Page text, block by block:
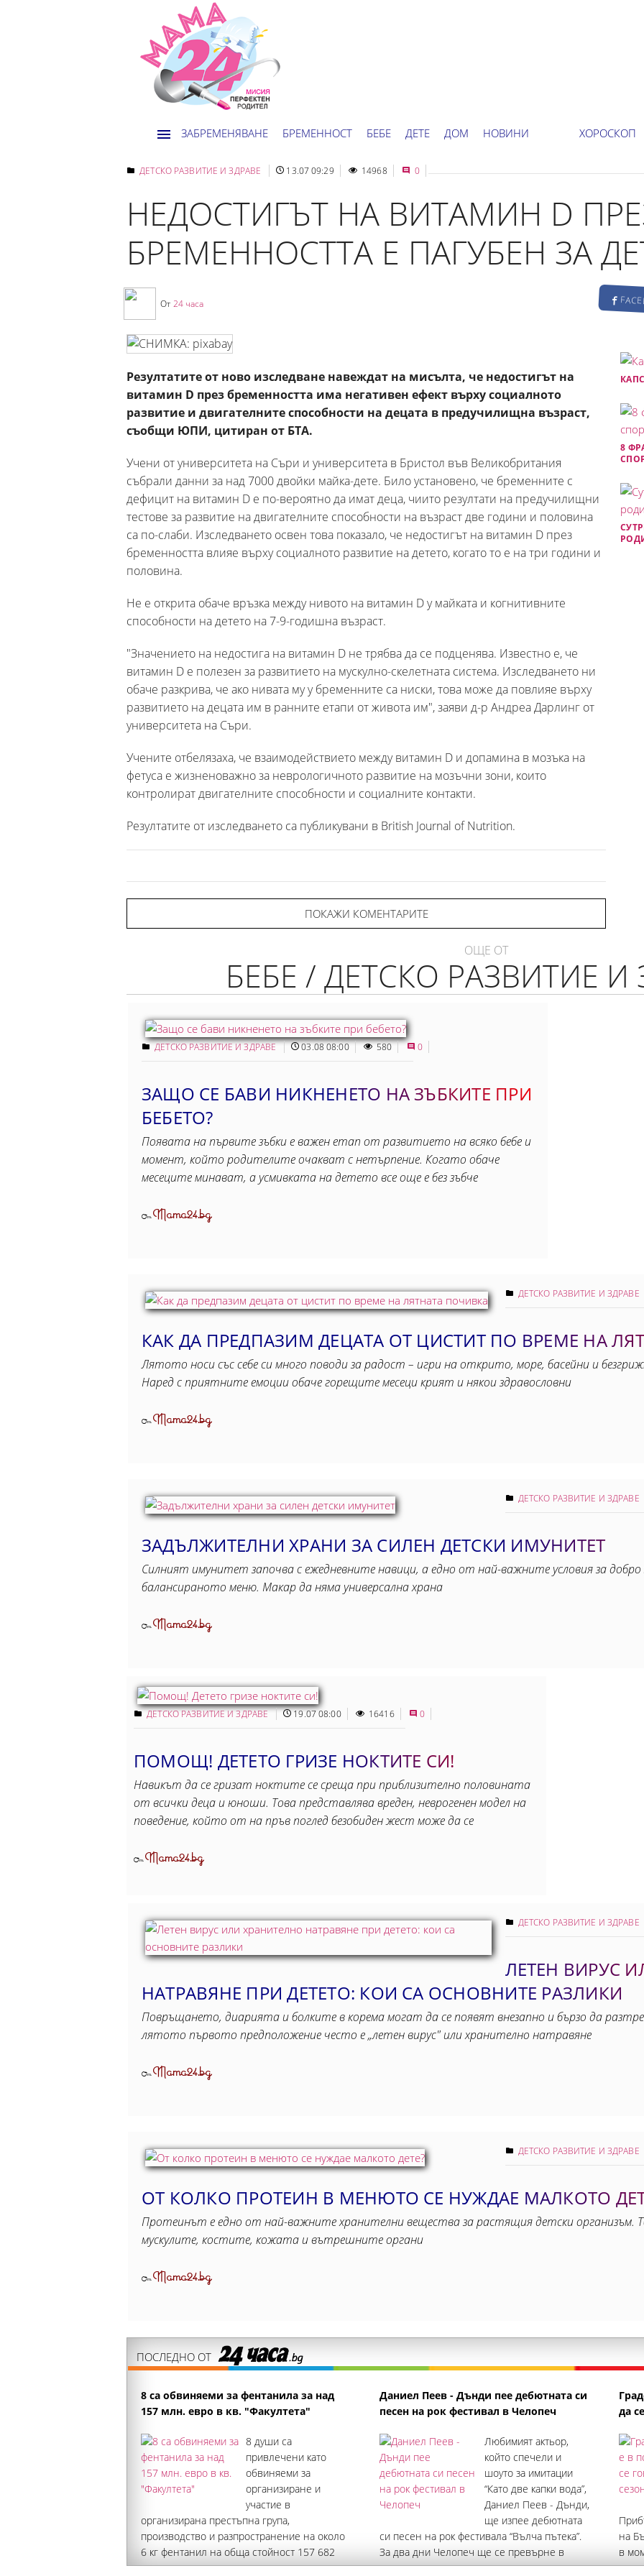
ЗАБРЕМЕНЯВАНЕ БРЕМЕННОСТ БЕБЕ ДЕТЕ ДОМ НОВИНИ ХОРОСКОП
ДЕТСКО РАЗВИТИЕ И ЗДРАВЕ 13.07 09:29 14968 0
НЕДОСТИГЪТ НА ВИТАМИН D
БРЕМЕННОСТТА Е ПАГУБЕН ЗА
От 24 часа
Резултатите от ново изследване навеждат на мисълта, че недостигът на
витамин D през бременността има негативен ефект върху социалното
развитие и двигателните способности на децата в предучилищна възраст,
съобщи ЮПИ, цитиран от БТА.
Учени от университета на Съри и университета в Бристол във Великобритания
събрали данни за над 7000 двойки майка-дете. Било установено, че бременните с
дефицит на витамин D е по-вероятно да имат деца, чиито резултати на предучилищни
тестове за развитие на двигателните способности на възраст две години и половина
са по-слаби. Изследването освен това показало, че недостигът на витамин D през
бременността влияе върху социалното развитие на детето, когато то е на три години и
половина.
Не е открита обаче връзка между нивото на витамин D у майката и когнитивните
способности на детето на 7-9-годишна възраст.
"Значението на недостига на витамин D не трябва да се подценява. Известно е, че
витамин D е полезен за развитието на мускулно-скелетната система. Изследването ни
обаче разкрива, че ако нивата му у бременните са ниски, това може да повлияе върху
развитието на децата им в ранните етапи от живота им", заяви д-р Андреа Дарлинг от
университета на Съри.
Учените отбелязаха, че взаимодействието между витамин D и допамина в мозъка на
фетуса е жизненоважно за неврологичното развитие на мозъчни зони, които
контролират двигателните способности и социалните контакти.
Резултатите от изследването са публикувани в British Journal of Nutrition.
ПОКАЖИ КОМЕНТАРИТЕ
8
ОЩЕ ОТ
БЕБЕ / ДЕТСКО РАЗВИТИЕ И
ДЕТСКО РАЗВИТИЕ И ЗДРАВЕ 03.08 08:00 580 0
ЗАЩО СЕ БАВИ НИКНЕНЕТО НА ЗЪБКИТЕ ПРИ
БЕБЕТО?
Появата на първите зъбки е важен етап от развитието на всяко бебе и
момент, който родителите очакват с нетърпение. Когато обаче
месеците минават, а усмивката на детето все още е без зъбче
ОтMama24.bg
ДЕТСКО РАЗВИТИЕ И ЗДРАВЕ
КАК ДА ПРЕДПАЗИМ ДЕЦАТА ОТ ЦИСТИТ ПО ВРЕМЕ НА
Лятото носи със себе си много поводи за радост – игри на открито, море, басейни и
Наред с приятните емоции обаче горещите месеци крият и някои здравословни
ОтMama24.bg
ДЕТСКО РАЗВИТИЕ И ЗДРАВЕ
ЗАДЪЛЖИТЕЛНИ ХРАНИ ЗА СИЛЕН ДЕТСКИ ИМУНИТЕТ
Силният имунитет започва с ежедневните навици, а едно от най-важните условия за добро
балансираното меню. Макар да няма универсална храна
ОтMama24.bg
ДЕТСКО РАЗВИТИЕ И ЗДРАВЕ 19.07 08:00 16416 0
ПОМОЩ! ДЕТЕТО ГРИЗЕ НОКТИТЕ СИ!
Навикът да се гризат ноктите се среща при приблизително половината
от всички деца и юноши. Това представлява вреден, неврогенен модел на
поведение, който от на пръв поглед безобиден жест може да се
ОтMama24.bg
ДЕТСКО РАЗВИТИЕ И ЗДРАВЕ
ЛЕТЕН ВИРУС
НАТРАВЯНЕ ПРИ ДЕТЕТО: КОИ СА ОСНОВНИТЕ РАЗЛИКИ
Повръщането, диарията и болките в корема могат да се появят внезапно и бързо да
лятото първото предположение често е „летен вирус" или хранително натравяне
ОтMama24.bg
ДЕТСКО РАЗВИТИЕ И ЗДРАВЕ
ОТ КОЛКО ПРОТЕИН В МЕНЮТО СЕ НУЖДАЕ МАЛКОТО
Протеинът е едно от най-важните хранителни вещества за растящия детски организъм.
мускулите, костите, кожата и вътрешните органи
ОтMama24.bg
ПОСЛЕДНО ОТ
8 са обвиняеми за фентанила за над
157 млн. евро в кв. "Факултета"
8 души са
привлечени като
обвиняеми за
организиране и
участие в
организирана престъпна група,
производство и разпространение на около
6 кг фентанил на обща стойност 157 682
400 евро. Делото се наблюдава от Окръжна
Даниел Пеев - Дънди пее дебютната си
песен на рок фестивал в Челопеч
Любимият актьор,
който спечели и
шоуто за имитации
“Като две капки вода”,
Даниел Пеев - Дънди,
ще изпее дебютната
си песен на рок фестивала “Вълча пътека”.
За два дни Челопеч ще се превърне в
сцена на българска рок и метъл музика.
да
на
в